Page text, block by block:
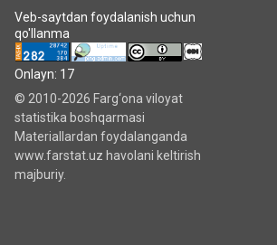
Veb-saytdan foydalanish uchun
qo'llanma
Onlayn: 17
© 2010-2026 Farg‘ona viloyat
statistika boshqarmasi
Materiallardan foydalanganda
www.farstat.uz havolani keltirish
majburiy.